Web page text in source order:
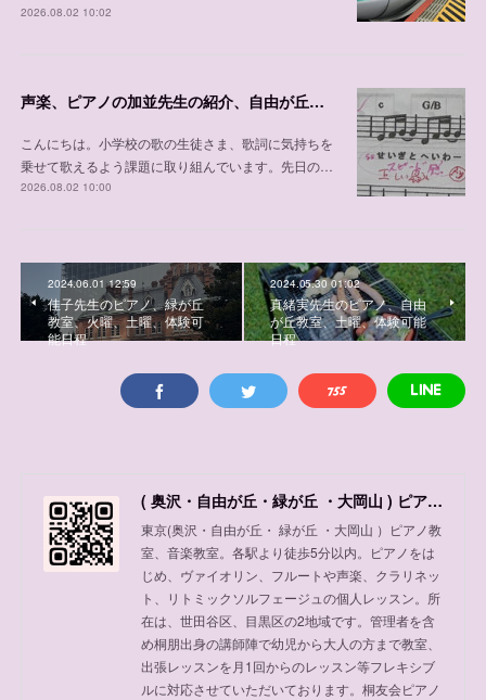
2026.08.02 10:02
声楽、ピアノの加並先生の紹介、自由が丘教室 木曜日、 土曜日、日曜日/緑が丘教室 金曜日
こんにちは。小学校の歌の生徒さま、歌詞に気持ちを
乗せて歌えるよう課題に取り組んでいます。先日の…
2026.08.02 10:00
2024.06.01 12:59
佳子先生のピアノ、緑が丘
教室、火曜、土曜、体験可
能日程
2024.05.30 01:02
真緒実先生のピアノ、自由
が丘教室、土曜、体験可能
日程
( 奥沢・自由が丘・緑が丘 ・大岡山 ) ピアノ教室、音楽教室
東京(奥沢・自由が丘・ 緑が丘 ・大岡山 ）ピアノ教
室、音楽教室。各駅より徒歩5分以内。ピアノをは
じめ、ヴァイオリン、フルートや声楽、クラリネッ
ト、リトミックソルフェージュの個人レッスン。所
在は、世田谷区、目黒区の2地域です。管理者を含
め桐朋出身の講師陣で幼児から大人の方まで教室、
出張レッスンを月1回からのレッスン等フレキシブ
ルに対応させていただいております。桐友会ピアノ